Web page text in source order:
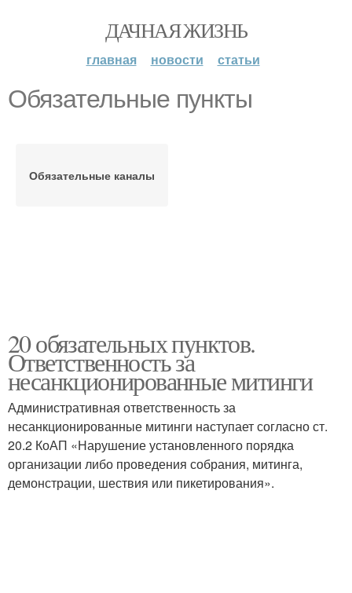
ДАЧНАЯ ЖИЗНЬ
главная новости статьи
Обязательные пункты
Обязательные каналы
20 обязательных пунктов.
Ответственность за
несанкционированные митинги
Административная ответственность за
несанкционированные митинги наступает согласно ст.
20.2 КоАП «Нарушение установленного порядка
организации либо проведения собрания, митинга,
демонстрации, шествия или пикетирования».